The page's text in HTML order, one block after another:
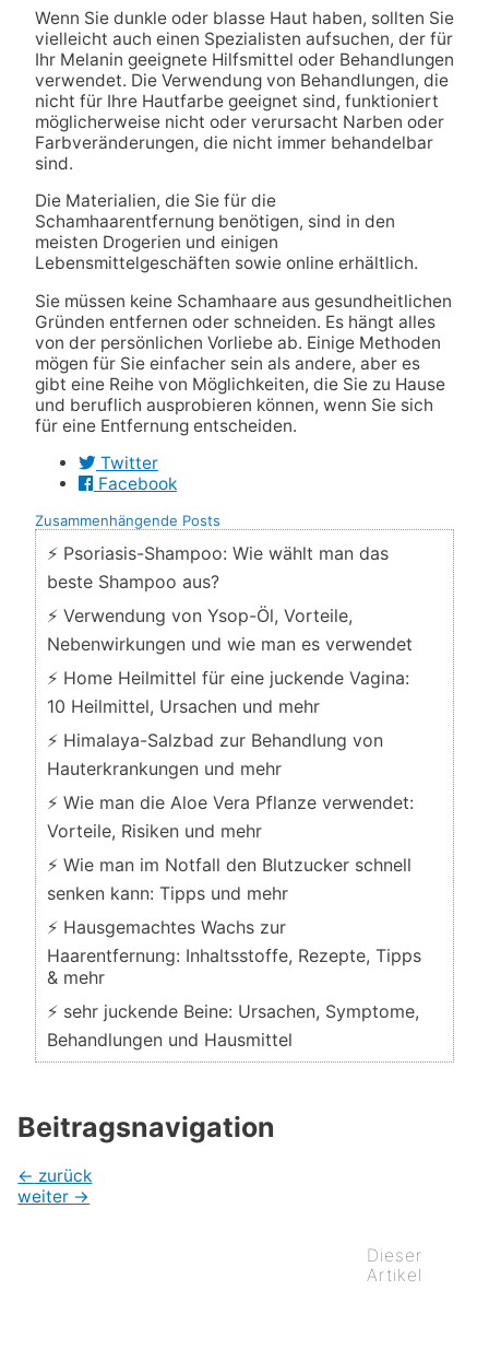
Wenn Sie dunkle oder blasse Haut haben, sollten Sie
vielleicht auch einen Spezialisten aufsuchen, der für
Ihr Melanin geeignete Hilfsmittel oder Behandlungen
verwendet. Die Verwendung von Behandlungen, die
nicht für Ihre Hautfarbe geeignet sind, funktioniert
möglicherweise nicht oder verursacht Narben oder
Farbveränderungen, die nicht immer behandelbar
sind.
Die Materialien, die Sie für die
Schamhaarentfernung benötigen, sind in den
meisten Drogerien und einigen
Lebensmittelgeschäften sowie online erhältlich.
Sie müssen keine Schamhaare aus gesundheitlichen
Gründen entfernen oder schneiden. Es hängt alles
von der persönlichen Vorliebe ab. Einige Methoden
mögen für Sie einfacher sein als andere, aber es
gibt eine Reihe von Möglichkeiten, die Sie zu Hause
und beruflich ausprobieren können, wenn Sie sich
für eine Entfernung entscheiden.
Twitter
Facebook
Zusammenhängende Posts
⚡ Psoriasis-Shampoo: Wie wählt man das
beste Shampoo aus?
⚡ Verwendung von Ysop-Öl, Vorteile,
Nebenwirkungen und wie man es verwendet
⚡ Home Heilmittel für eine juckende Vagina:
10 Heilmittel, Ursachen und mehr
⚡ Himalaya-Salzbad zur Behandlung von
Hauterkrankungen und mehr
⚡ Wie man die Aloe Vera Pflanze verwendet:
Vorteile, Risiken und mehr
⚡ Wie man im Notfall den Blutzucker schnell
senken kann: Tipps und mehr
⚡ Hausgemachtes Wachs zur
Haarentfernung: Inhaltsstoffe, Rezepte, Tipps
& mehr
⚡ sehr juckende Beine: Ursachen, Symptome,
Behandlungen und Hausmittel
Beitragsnavigation
← zurück
weiter →
Dieser
Artikel